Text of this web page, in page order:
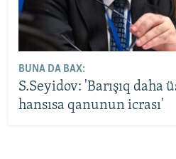
BUNA DA BAX:
S.Seyidov: 'Barışıq
hansısa qanunun icrası'